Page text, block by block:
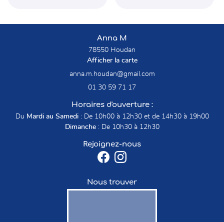
Anna M
78550 Houdan
Afficher la carte
01 30 59 71 17
Horaires d'ouverture :
Du Mardi au Samedi: De 10h00 à 12h30 et de 14h30 à 19h00
Dimanche: De 10h30 à 12h30
Rejoignez-nous
Nous trouver